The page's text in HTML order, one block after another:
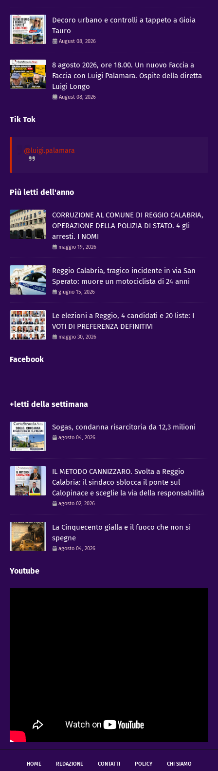
Decoro urbano e controlli a tappeto a Gioia
Tauro
August 08, 2026
8 agosto 2026, ore 18.00. Un nuovo Faccia a
Faccia con Luigi Palamara. Ospite della diretta
Luigi Longo
August 08, 2026
Tik Tok
@luigi.palamara
Più letti dell'anno
CORRUZIONE AL COMUNE DI REGGIO CALABRIA,
OPERAZIONE DELLA POLIZIA DI STATO. 4 gli
arresti. I NOMI
maggio 19, 2026
Reggio Calabria, tragico incidente in via San
Sperato: muore un motociclista di 24 anni
giugno 15, 2026
Le elezioni a Reggio, 4 candidati e 20 liste: I
VOTI DI PREFERENZA DEFINITIVI
maggio 30, 2026
Facebook
+letti della settimana
Sogas, condanna risarcitoria da 12,3 milioni
agosto 04, 2026
IL METODO CANNIZZARO​. Svolta a Reggio
Calabria: il sindaco sblocca il ponte sul
Calopinace e sceglie la via della responsabilità
agosto 02, 2026
La Cinquecento gialla e il fuoco che non si
spegne
agosto 04, 2026
Youtube
HOME REDAZIONE CONTATTI POLICY
CHI SIAMO